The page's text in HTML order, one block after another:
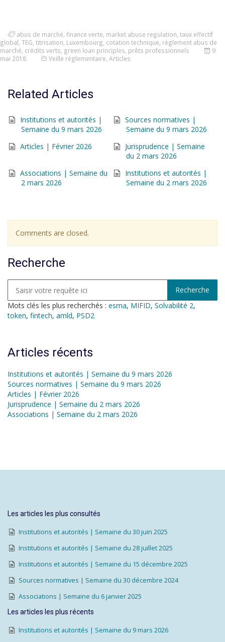
abus de marché finance verte market abuse regulation taux effectif
global TEG titrisation Luxembourg cotation technique règlement abus de
marché crédits verts green loan principles prêts professionnels
9
mai 2018
Veille réglementaire Articles
Related Articles
Institutions et autorités |
Semaine du 9 mars 2026
Sources normatives |
Semaine du 9 mars 2026
Articles | Février 2026
Jurisprudence | Semaine
du 2 mars 2026
Associations | Semaine du
2 mars 2026
Institutions et autorités |
Semaine du 2 mars 2026
Comments are closed.
Recherche
Mots clés les plus recherchés : esma, MIFID, Solvabilité 2,
token, fintech, amld, PSD2
Articles récents
Institutions et autorités | Semaine du 9 mars 2026
Sources normatives | Semaine du 9 mars 2026
Articles | Février 2026
Jurisprudence | Semaine du 2 mars 2026
Associations | Semaine du 2 mars 2026
Les articles les plus consultés
Institutions et autorités | Semaine du 30 juin 2025
Institutions et autorités | Semaine du 28 juillet 2025
Institutions et autorités | Semaine du 15 décembre 2025
Sources normatives | Semaine du 30 décembre 2024
Associations | Semaine du 6 janvier 2025
Les articles les plus récents
Institutions et autorités | Semaine du 9 mars 2026